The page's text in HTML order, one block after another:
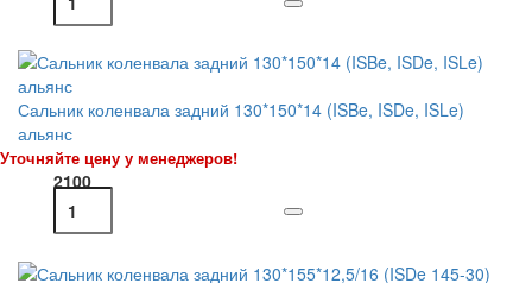
Сальник коленвала задний 130*150*14 (ISBe, ISDe, ISLe)
альянс
Уточняйте цену у менеджеров!
2100